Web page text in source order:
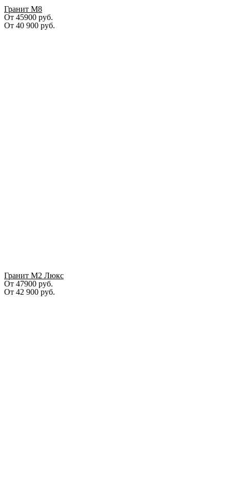
Гранит М8
От 45900 руб.
От 40 900 руб.
Гранит М2 Люкс
От 47900 руб.
От 42 900 руб.